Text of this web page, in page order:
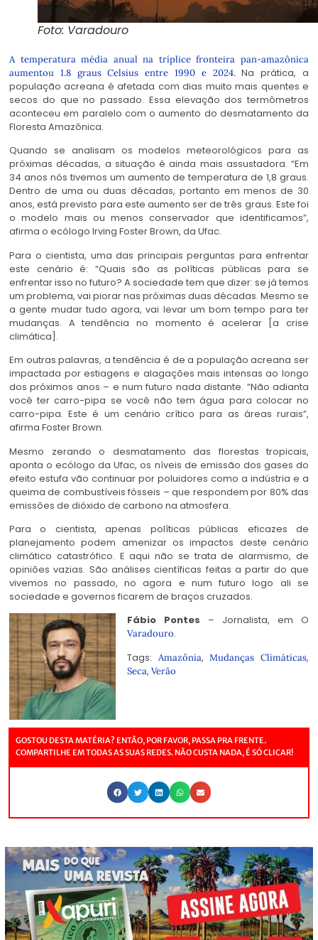
Foto: Varadouro
A temperatura média anual na tríplice fronteira pan-amazônica
aumentou 1.8 graus Celsius entre 1990 e 2024.Na prática, a
população acreana é afetada com dias muito mais quentes e
secos do que no passado. Essa elevação dos termômetros
aconteceu em paralelo com o aumento do desmatamento da
Floresta Amazônica.
Quando se analisam os modelos meteorológicos para as
próximas décadas, a situação é ainda mais assustadora. “Em
34 anos nós tivemos um aumento de temperatura de 1,8 graus.
Dentro de uma ou duas décadas, portanto em menos de 30
anos, está previsto para este aumento ser de três graus. Este foi
o modelo mais ou menos conservador que identificamos”,
afirma o ecólogo Irving Foster Brown, da Ufac.
Para o cientista, uma das principais perguntas para enfrentar
este cenário é: “Quais são as políticas públicas para se
enfrentar isso no futuro? A sociedade tem que dizer: se já temos
um problema, vai piorar nas próximas duas décadas. Mesmo se
a gente mudar tudo agora, vai levar um bom tempo para ter
mudanças. A tendência no momento é acelerar [a crise
climática].
Em outras palavras, a tendência é de a população acreana ser
impactada por estiagens e alagações mais intensas ao longo
dos próximos anos – e num futuro nada distante. “Não adianta
você ter carro-pipa se você não tem água para colocar no
carro-pipa. Este é um cenário crítico para as áreas rurais”,
afirma Foster Brown.
Mesmo zerando o desmatamento das florestas tropicais,
aponta o ecólogo da Ufac, os níveis de emissão dos gases do
efeito estufa vão continuar por poluidores como a indústria e a
queima de combustíveis fósseis – que respondem por 80% das
emissões de dióxido de carbono na atmosfera.
Para o cientista, apenas políticas públicas eficazes de
planejamento podem amenizar os impactos deste cenário
climático catastrófico. E aqui não se trata de alarmismo, de
opiniões vazias. São análises científicas feitas a partir do que
vivemos no passado, no agora e num futuro logo ali se
sociedade e governos ficarem de braços cruzados.
Fábio Pontes – Jornalista, em O
Varadouro.
Tags: Amazônia,Mudanças Climáticas,
Seca, Verão
GOSTOU DESTA MATÉRIA? ENTÃO, POR FAVOR, PASSA PRA FRENTE.
COMPARTILHE EM TODAS AS SUAS REDES. NÃO CUSTA NADA, É SÓ CLICAR!